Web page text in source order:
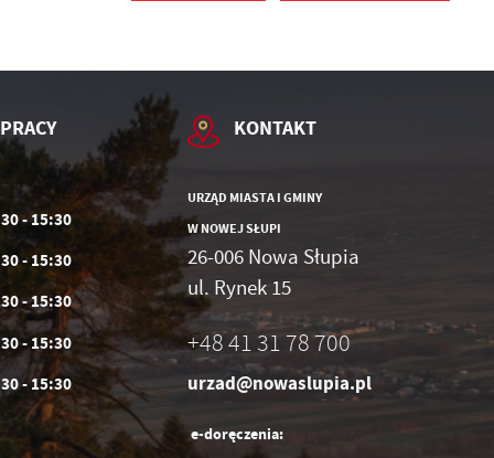
- 15:30
- 15:30
- 15:30
- 15:30
- 15:30
KONTAKT
URZĄD MIASTA I GMINY
W NOWEJ SŁUPI
26-006 Nowa Słupia
ul. Rynek 15
+48 41 31 78 700
urzad@nowaslupia.pl
e-doręczenia: